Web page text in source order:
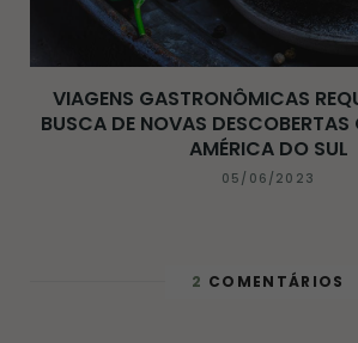
VIAGENS GASTRONÔMICAS
BUSCA DE NOVAS DESCOBERTAS
AMÉRICA DO SUL
05/06/2023
2 COMENTÁRIOS